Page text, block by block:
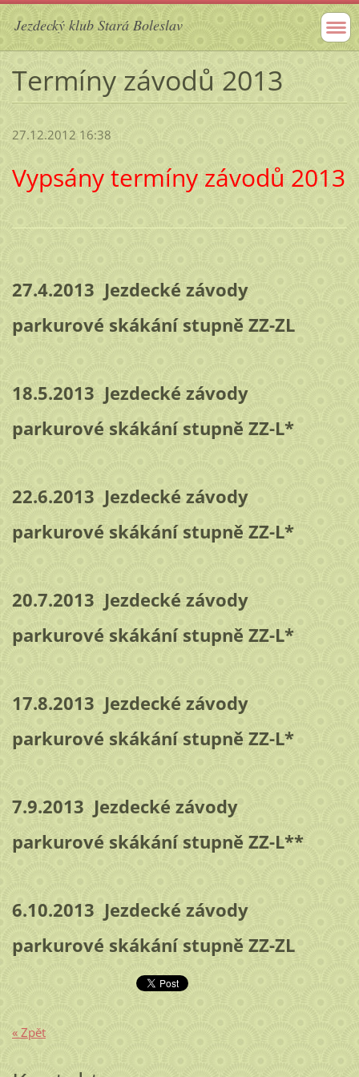
Jezdecký klub Stará Boleslav
Termíny závodů 2013
27.12.2012 16:38
Vypsány termíny závodů 2013
27.4.2013 Jezdecké závody
parkurové skákání stupně ZZ-ZL
18.5.2013 Jezdecké závody
parkurové skákání stupně ZZ-L*
22.6.2013 Jezdecké závody
parkurové skákání stupně ZZ-L*
20.7.2013 Jezdecké závody
parkurové skákání stupně ZZ-L*
17.8.2013 Jezdecké závody
parkurové skákání stupně ZZ-L*
7.9.2013 Jezdecké závody
parkurové skákání stupně ZZ-L**
6.10.2013 Jezdecké závody
parkurové skákání stupně ZZ-ZL
« Zpět